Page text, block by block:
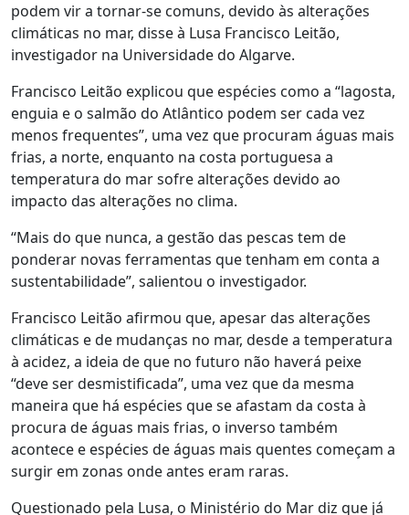
podem vir a tornar-se comuns, devido às alterações
climáticas no mar, disse à Lusa Francisco Leitão,
investigador na Universidade do Algarve.
Francisco Leitão explicou que espécies como a “lagosta,
enguia e o salmão do Atlântico podem ser cada vez
menos frequentes”, uma vez que procuram águas mais
frias, a norte, enquanto na costa portuguesa a
temperatura do mar sofre alterações devido ao
impacto das alterações no clima.
“Mais do que nunca, a gestão das pescas tem de
ponderar novas ferramentas que tenham em conta a
sustentabilidade”, salientou o investigador.
Francisco Leitão afirmou que, apesar das alterações
climáticas e de mudanças no mar, desde a temperatura
à acidez, a ideia de que no futuro não haverá peixe
“deve ser desmistificada”, uma vez que da mesma
maneira que há espécies que se afastam da costa à
procura de águas mais frias, o inverso também
acontece e espécies de águas mais quentes começam a
surgir em zonas onde antes eram raras.
Questionado pela Lusa, o Ministério do Mar diz que já